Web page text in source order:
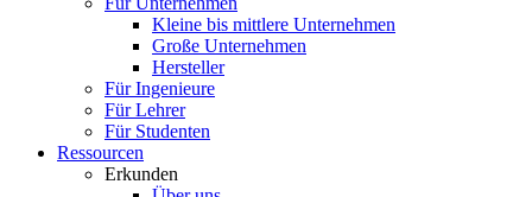
Kleine bis mittlere Unternehmen
Große Unternehmen
Hersteller
Für Ingenieure
Für Lehrer
Für Studenten
Ressourcen
Erkunden